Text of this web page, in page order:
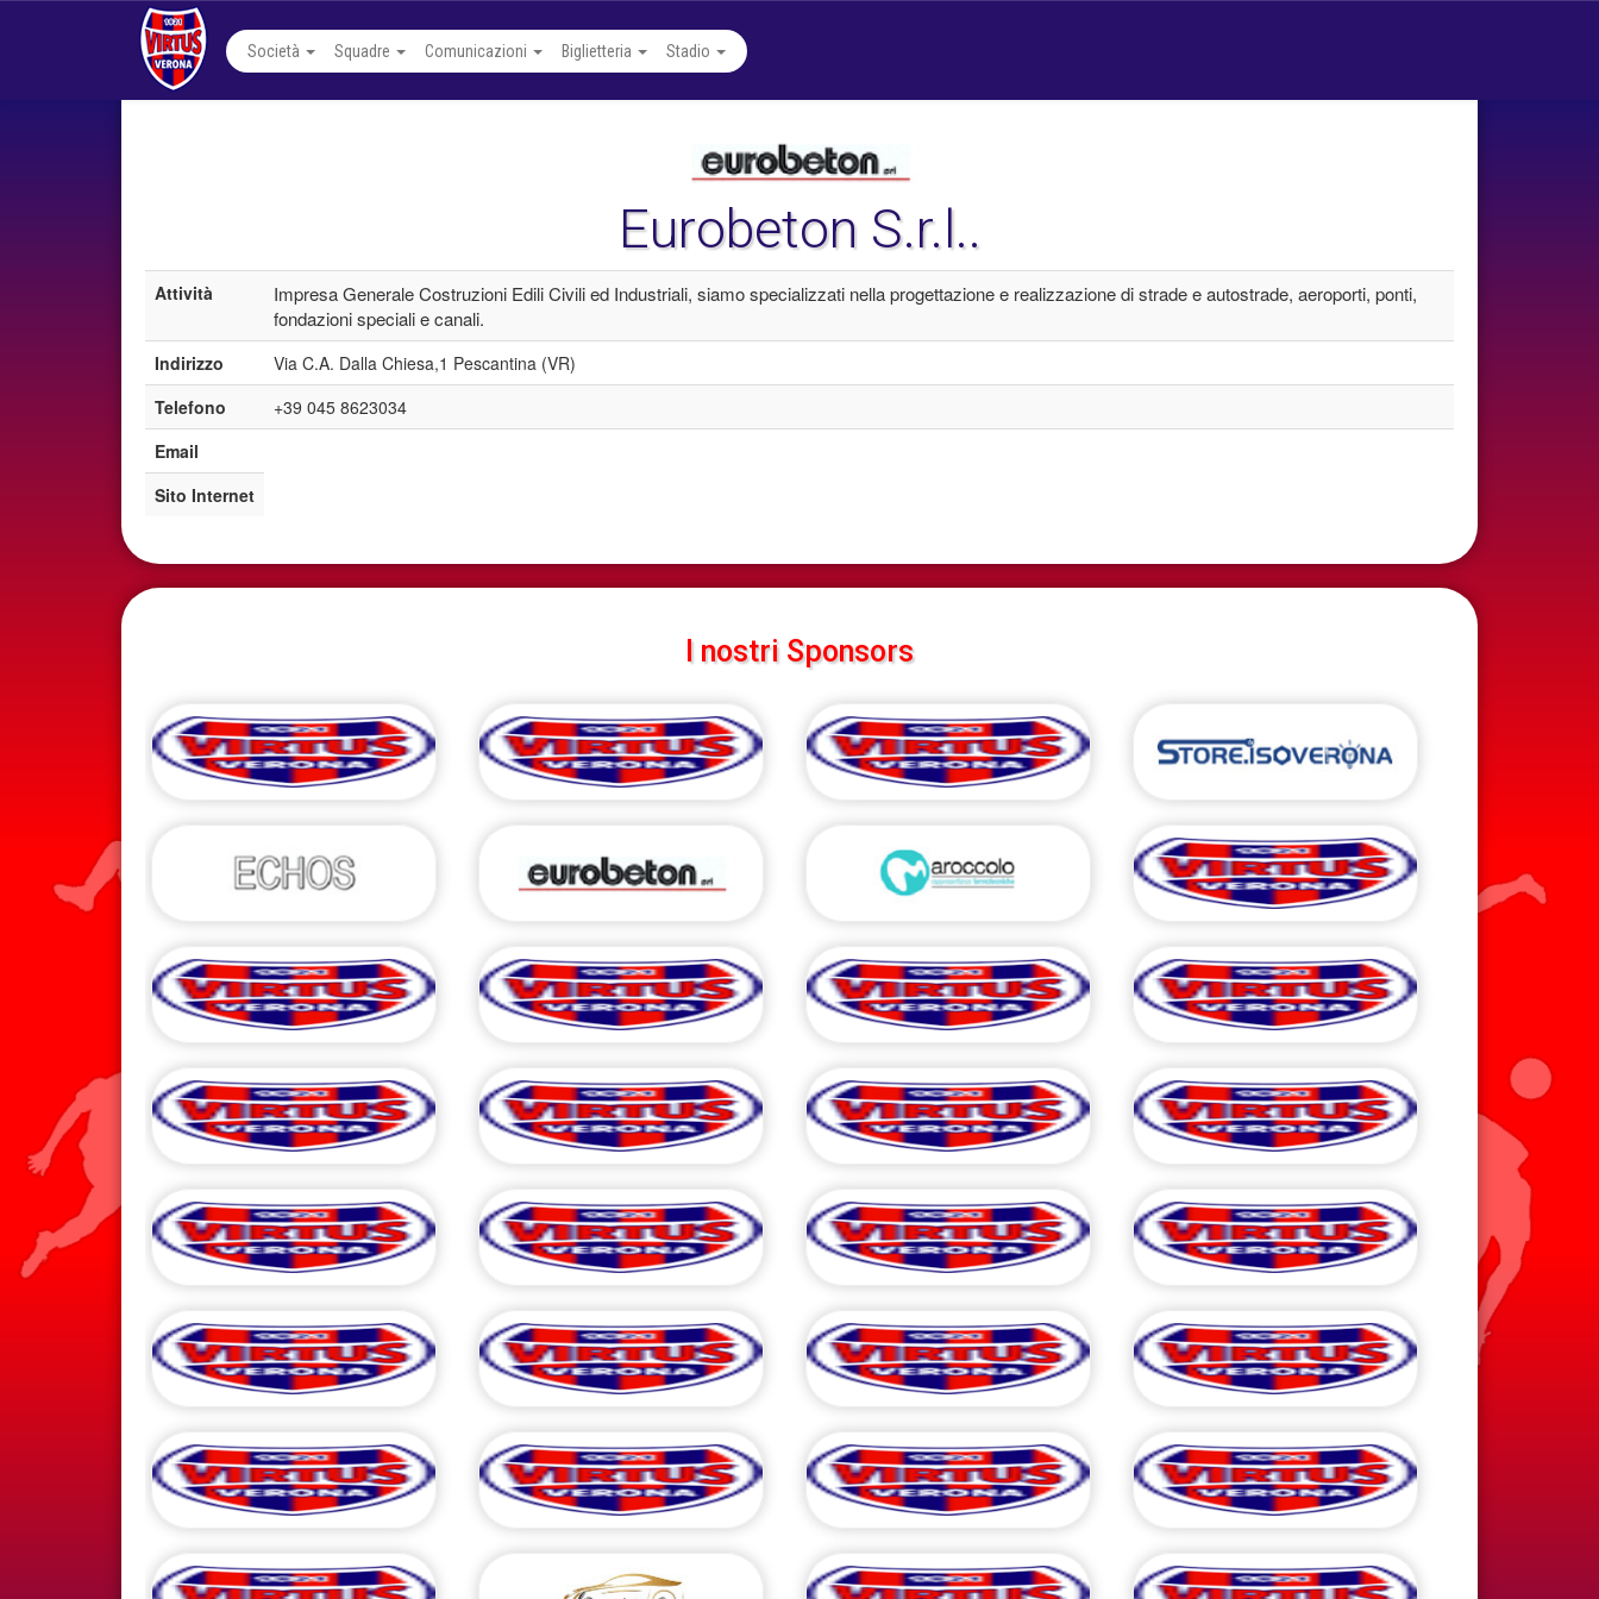
Società Squadre Comunicazioni Biglietteria Stadio
Eurobeton S.r.l..
Attività
Impresa Generale Costruzioni Edili Civili ed Industriali, siamo specializzati nella progettazione e realizzazione di strade e autostrade, aeroporti, ponti,
fondazioni speciali e canali.
Indirizzo
Via C.A. Dalla Chiesa,1 Pescantina (VR)
Telefono
+39 045 8623034
Email
Sito Internet
I nostri Sponsors